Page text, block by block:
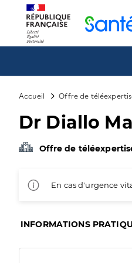
Accueil Offre de
Dr Diallo
Offre de
En cas d'urgence
INFORMATIONS
Panneau de gestion des cookies